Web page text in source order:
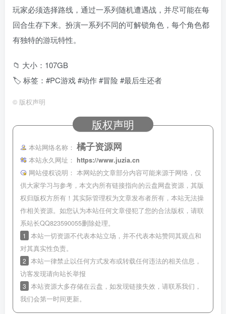
玩家必须选择路线，通过一系列随机遭遇战，并尽可能在每
回合生存下来。扮演一系列不同的可解锁角色，每个角色都
有独特的游玩特性。
📁 大小：107GB
🏷 标签：#PC游戏 #动作 #冒险 #最后生还者
© 版权声明
版权声明
本站网络名称： 橘子资源网
本站永久网址：
https://www.juzia.cn
网站侵权说明： 本网站的文章部分内容可能来源于网络，仅
供大家学习与参考，本文内所有链接指向的云盘网盘资源，其版
权归版权方所有！其实际管理权为文章发布者所有，本站无法操
作相关资源。如您认为本站任何文章侵犯了您的合法版权，请联
系站长QQ823590055删除处理。
1
本站一切资源不代表本站立场，并不代表本站赞同其观点和
对其真实性负责。
2 本站一律禁止以任何方式发布或转载任何违法的相关信息，
访客发现请向站长举报
3 本站资源大多存储在云盘，如发现链接失效，请联系我们，
我们会第一时间更新。